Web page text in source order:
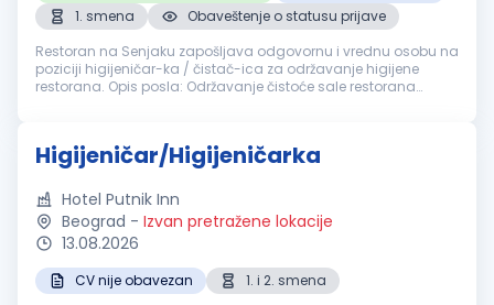
1. smena
Obaveštenje o statusu prijave
Restoran na Senjaku zapošljava odgovornu i vrednu osobu na
poziciji higijeničar-ka / čistač-ica za održavanje higijene
restorana. Opis posla: Održavanje čistoće sale restorana
Higijeničar/Higijeničarka
Hotel Putnik Inn
Beograd - Izvan pretražene lokacije
13.08.2026
CV nije obavezan
1. i 2. smena